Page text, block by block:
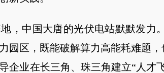
中国大唐的光伏电站默默发力
园区，既能破解算力高能耗难题，
企业在长三角、珠三角建立“人才